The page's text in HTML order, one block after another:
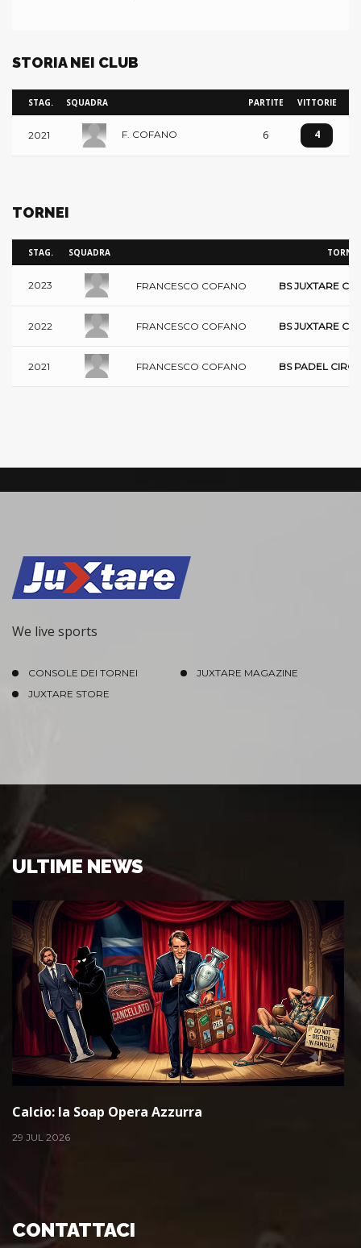
STORIA NEI CLUB
STAG. SQUADRA PARTITE VITTORIE
2021 F. COFANO 6 4
TORNEI
STAG. SQUADRA TORNEI
2023 FRANCESCO COFANO BS JUXTARE
2022 FRANCESCO COFANO BS JUXTARE
2021 FRANCESCO COFANO BS PADEL
We live sports
CONSOLE DEI TORNEI
JUXTARE MAGAZINE
JUXTARE STORE
ULTIME NEWS
Calcio: la Soap Opera Azzurra
29 JUL 2026
CONTATTACI